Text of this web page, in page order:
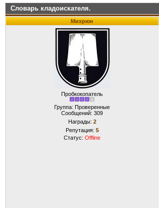
Словарь кладоискателя.
Михрюн
Пробкокопатель
Группа: Проверенные
Сообщений: 309
Награды: 2
Репутация: 5
Статус: Offline